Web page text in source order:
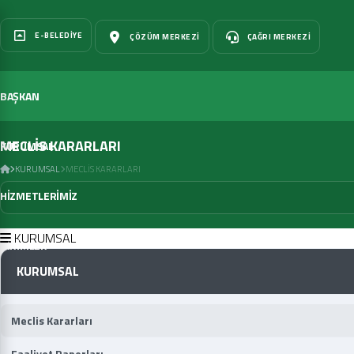
E-BELEDIYE ÇÖZÜM MERKEZI ÇAĞRI MERKEZI
BAŞKAN
KURUMSAL
HİZMETLERİMİZ
BİRİMLER
MECLİS KARARLARI
KURUMSAL MECLIS KARARLARI
KURUMSAL
KURUMSAL
Meclis Kararları